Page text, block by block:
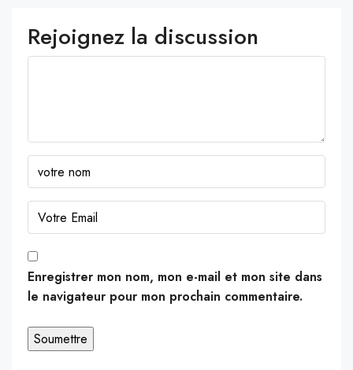
Rejoignez la discussion
Enregistrer mon nom, mon e-mail et mon site dans
le navigateur pour mon prochain commentaire.